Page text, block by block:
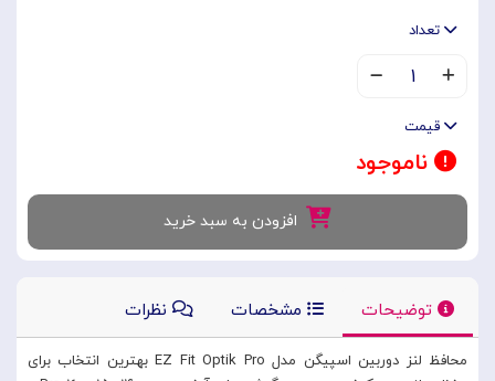
تعداد
۱
قیمت
ناموجود
افزودن به سبد خرید
توضیحات مشخصات نظرات
محافظ لنز دوربین اسپیگن مدل EZ Fit Optik Pro بهترین انتخاب برای